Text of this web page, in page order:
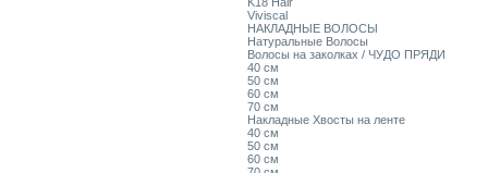
Viviscal
НАКЛАДНЫЕ ВОЛОСЫ
Натуральные Волосы
Волосы на заколках / ЧУДО ПРЯДИ
40 см
50 см
60 см
70 см
Накладные Хвосты на ленте
40 см
50 см
60 см